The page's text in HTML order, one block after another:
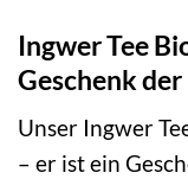
Ingwer Tee
Geschenk
Unser Ingwer
– er ist ein